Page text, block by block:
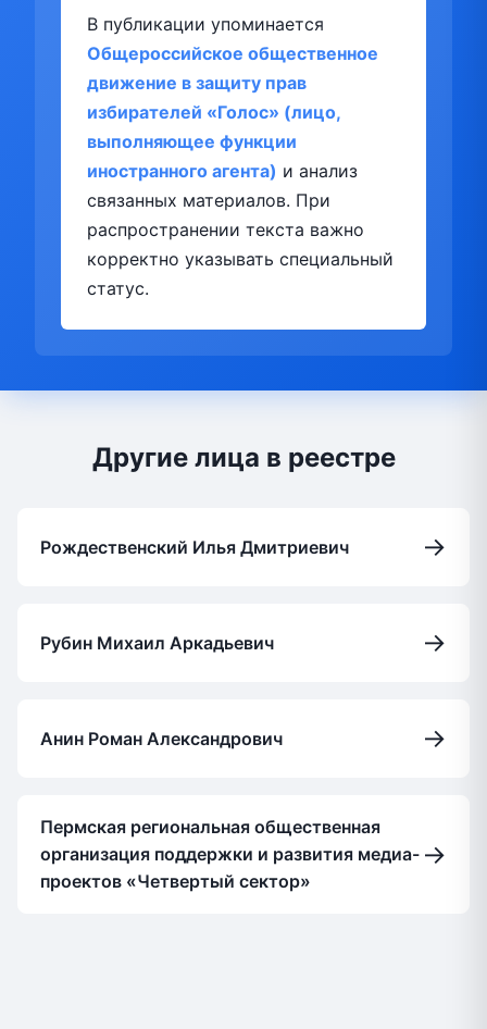
В публикации упоминается
Общероссийское общественное
движение в защиту прав
избирателей «Голос» (лицо,
выполняющее функции
иностранного агента) и анализ
связанных материалов. При
распространении текста важно
корректно указывать специальный
статус.
Другие лица в реестре
Рождественский Илья Дмитриевич →
Рубин Михаил Аркадьевич →
Анин Роман Александрович →
Пермская региональная общественная
организация поддержки и развития медиа-
проектов «Четвертый сектор»
→